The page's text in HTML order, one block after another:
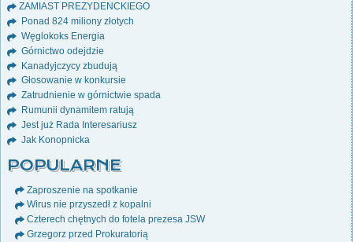
ZAMIAST PREZYDENCKIEGO
Ponad 824 miliony złotych
Węglokoks Energia
Górnictwo odejdzie
Kanadyjczycy zbudują
Głosowanie w konkursie
Zatrudnienie w górnictwie spada
Rumunii dynamitem ratują
Jest już Rada Interesariusz
Jak Konopnicka
POPULARNE
Zaproszenie na spotkanie
Wirus nie przyszedł z kopalni
Czterech chętnych do fotela prezesa JSW
Grzegorz przed Prokuratorią